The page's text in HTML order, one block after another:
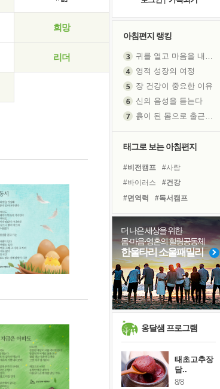
희망
리더
아침편지 랭킹
귀를 열고 마음을 내어주고
영적 성장의 여정
장 건강이 중요한 이유
신의 음성을 듣는다
흙이 된 몸으로 출근하는 여자
졸업식 사진을 보며
아픈 아버지를 위한 공간 설계
극심한 변비, 어깨결림, 수면 장애
보고 싶은 어머니
유년 시절의 부산 영도 바다
못된 꼰대들
거울 속의 나
희망이란
'모른다'는 것
태그로 보는 아침편지
#비전캠프
#사람
#바이러스
#건강
#면역력
#독서캠프
#계획
#삶
#유튜브
#아이들
#나눔
#친구
#극복
#독서
#도움
#링컨학교
#희망
#다짐
#리더
#선택 #힐링
더 나은 세상을 위한
몸·마음·영혼의 힐링공동체
한울타리 소울패밀리
옹달샘 프로그램
여행
9/24~9/26
태초고추장
담..
8/8